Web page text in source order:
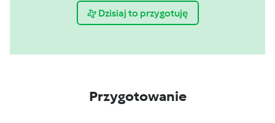
Dzisiaj to przygotuję
Przygotowanie